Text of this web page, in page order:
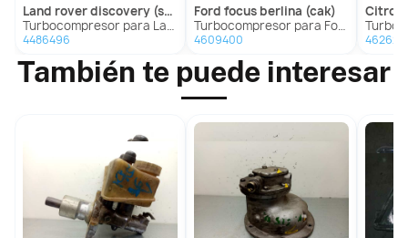
land roverdiscovery (salljg/lj)
Turbocompresor para Land Rover Discovery (Salljg/Lj)
4486496
ford focus berlina (cak)
Turbocompresor para Ford Focus Berlina (Cak)
4609400
También te puede interesar